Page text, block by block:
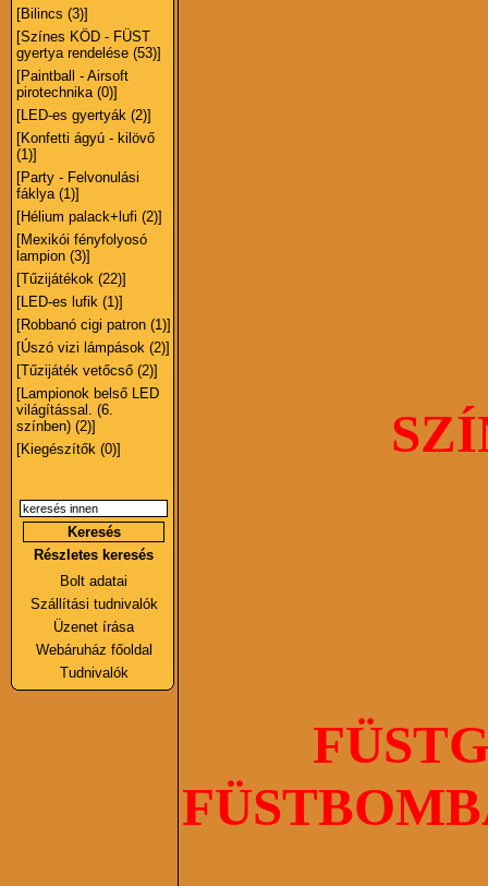
[Bilincs (3)]
[Színes KÖD - FÜST
gyertya rendelése (53)]
[Paintball - Airsoft
pirotechnika (0)]
[LED-es gyertyák (2)]
[Konfetti ágyú - kilövő
(1)]
[Party - Felvonulási
fáklya (1)]
[Hélium palack+lufi (2)]
[Mexikói fényfolyosó
lampion (3)]
[Tűzijátékok (22)]
[LED-es lufik (1)]
[Robbanó cigi patron (1)]
[Úszó vizi lámpások (2)]
[Tűzijáték vetőcső (2)]
[Lampionok belső LED
világítással. (6.
színben) (2)]
[Kiegészítők (0)]
Részletes keresés
Bolt adatai
Szállítási tudnivalók
Üzenet írása
Webáruház főoldal
Tudnivalók